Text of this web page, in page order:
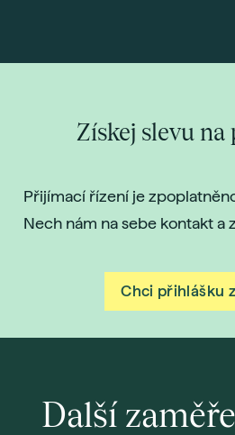
Získej slevu
Přijímací řízení je
Nech nám na sebe kontakt a
Chci přihlášku
Další